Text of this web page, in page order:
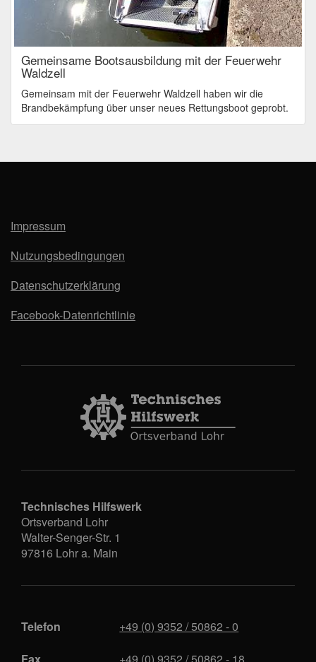
Gemeinsame Bootsausbildung mit der Feuerwehr
Waldzell
Gemeinsam mit der Feuerwehr Waldzell haben wir die
Brandbekämpfung über unser neues Rettungsboot geprobt.
Impressum
Nutzungsbedingungen
Datenschutzerklärung
Facebook-Datenrichtlinie
Technisches Hilfswerk
Ortsverband Lohr
Walter-Senger-Str. 1
97816 Lohr a. Main
Telefon
+49 (0) 9352 / 50862 - 0